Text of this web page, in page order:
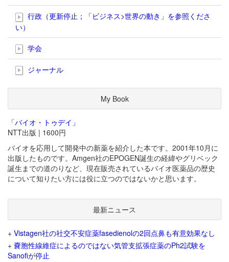
行政（更新停止；「ビジネス>世界の動き」を参照くださ
い）
学会
ジャーナル
My Book
「バイオ・トゥデイ」
NTT出版 | 1600円
バイオを応用して開発中の新薬を紹介した本です。2001年10月に
出版したものです。Amgen社のEPOGEN誕生の経緯やグリベック
誕生までの道のりなど、現在販売されているバイオ医薬品の歴史
について知りたい方には役に立つのではないかと思います。
最新ニュース
+ Vistagen社の社交不安症薬fasedienolの2回点鼻も有意効果なし
+ 嚢胞性線維症によるのではない気管支拡張症薬のPh2試験を
Sanofiが停止